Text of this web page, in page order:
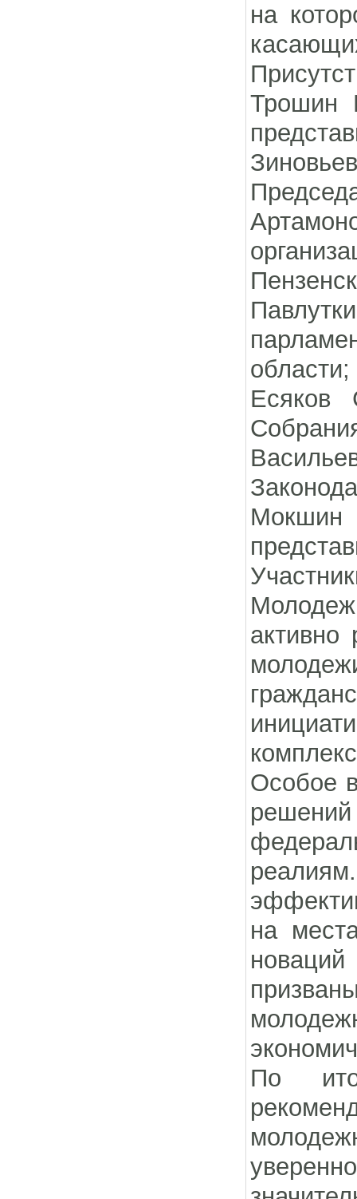
на
Трошин
области;
Есяков
активно
Особое
на
По